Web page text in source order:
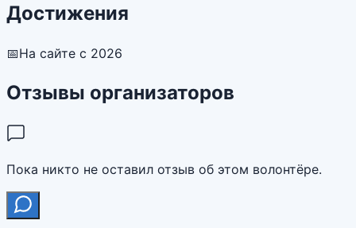
Достижения
📅На сайте с 2026
Отзывы организаторов
Пока никто не оставил отзыв об этом волонтёре.